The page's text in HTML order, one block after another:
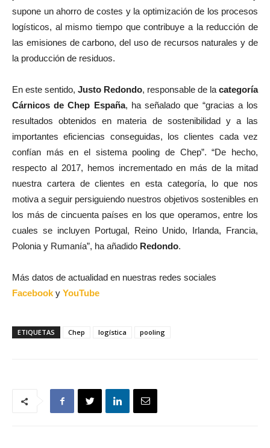
supone un ahorro de costes y la optimización de los procesos
logísticos, al mismo tiempo que contribuye a la reducción de
las emisiones de carbono, del uso de recursos naturales y de
la producción de residuos.
En este sentido, Justo Redondo, responsable de la categoría
Cárnicos de Chep España, ha señalado que “gracias a los
resultados obtenidos en materia de sostenibilidad y a las
importantes eficiencias conseguidas, los clientes cada vez
confían más en el sistema pooling de Chep”. “De hecho,
respecto al 2017, hemos incrementado en más de la mitad
nuestra cartera de clientes en esta categoría, lo que nos
motiva a seguir persiguiendo nuestros objetivos sostenibles en
los más de cincuenta países en los que operamos, entre los
cuales se incluyen Portugal, Reino Unido, Irlanda, Francia,
Polonia y Rumanía”, ha añadido Redondo.
Más datos de actualidad en nuestras redes sociales
Facebook y YouTube
ETIQUETAS Chep logística pooling